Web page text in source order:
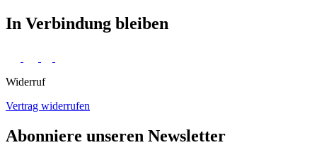
In Verbindung bleiben
Widerruf
Vertrag widerrufen
Abonniere unseren Newsletter